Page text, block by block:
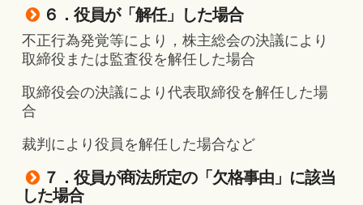
６．役員が「解任」した場合
不正行為発覚等により，株主総会の決議により
取締役または監査役を解任した場合
取締役会の決議により代表取締役を解任した場
合
裁判により役員を解任した場合など
７．役員が商法所定の「欠格事由」に該当
した場合